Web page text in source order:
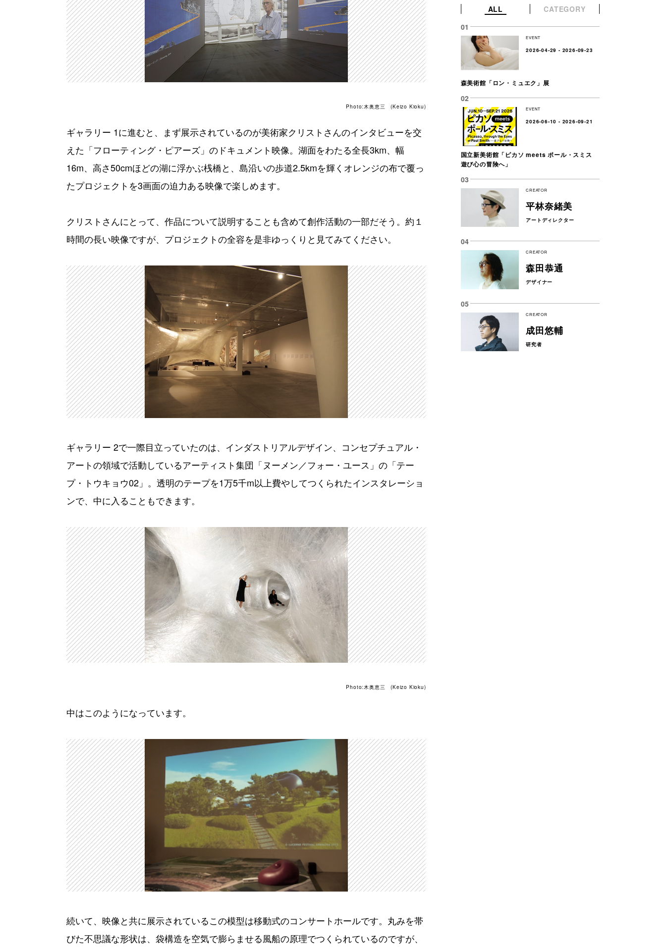
Photo:木奥恵三 (Keizo Kioku)
ギャラリー 1に進むと、まず展示されているのが美術家クリストさんのインタビューを交
えた「フローティング・ピアーズ」のドキュメント映像。湖面をわたる全長3km、幅
16m、高さ50cmほどの湖に浮かぶ桟橋と、島沿いの歩道2.5kmを輝くオレンジの布で覆っ
たプロジェクトを3画面の迫力ある映像で楽しめます。
クリストさんにとって、作品について説明することも含めて創作活動の一部だそう。約１
時間の長い映像ですが、プロジェクトの全容を是非ゆっくりと見てみてください。
ギャラリー 2で一際目立っていたのは、インダストリアルデザイン、コンセプチュアル・
アートの領域で活動しているアーティスト集団「ヌーメン／フォー・ユース」の「テー
プ・トウキョウ02」。透明のテープを1万5千m以上費やしてつくられたインスタレーショ
ンで、中に入ることもできます。
Photo:木奥恵三 (Keizo Kioku)
中はこのようになっています。
続いて、映像と共に展示されているこの模型は移動式のコンサートホールです。丸みを帯
びた不思議な形状は、袋構造を空気で膨らませる風船の原理でつくられているのですが、
ALL CATEGORY
EVENT
2026-04-29 - 2026-09-23
森美術館「ロン・ミュエク」展
EVENT
2026-06-10 - 2026-09-21
国立新美術館「ピカソ meets ポール・スミス
遊び心の冒険へ」
CREATOR
平林奈緒美
アートディレクター
CREATOR
森田恭通
デザイナー
CREATOR
成田悠輔
研究者